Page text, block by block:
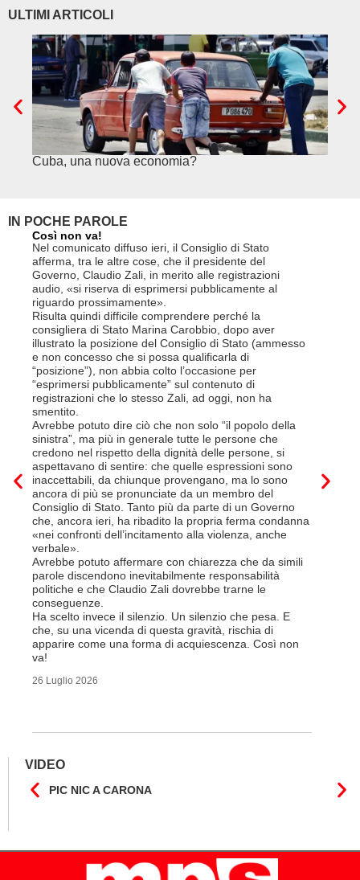
ULTIMI ARTICOLI
Cuba, una nuova economia?
IN POCHE PAROLE
Così non va!
Nel comunicato diffuso ieri, il Consiglio di Stato
afferma, tra le altre cose, che il presidente del
Governo, Claudio Zali, in merito alle registrazioni
audio, «si riserva di esprimersi pubblicamente al
riguardo prossimamente».
Risulta quindi difficile comprendere perché la
consigliera di Stato Marina Carobbio, dopo aver
illustrato la posizione del Consiglio di Stato (ammesso
e non concesso che si possa qualificarla di
“posizione”), non abbia colto l’occasione per
“esprimersi pubblicamente” sul contenuto di
registrazioni che lo stesso Zali, ad oggi, non ha
smentito.
Avrebbe potuto dire ciò che non solo “il popolo della
sinistra”, ma più in generale tutte le persone che
credono nel rispetto della dignità delle persone, si
aspettavano di sentire: che quelle espressioni sono
inaccettabili, da chiunque provengano, ma lo sono
ancora di più se pronunciate da un membro del
Consiglio di Stato. Tanto più da parte di un Governo
che, ancora ieri, ha ribadito la propria ferma condanna
«nei confronti dell’incitamento alla violenza, anche
verbale».
Avrebbe potuto affermare con chiarezza che da simili
parole discendono inevitabilmente responsabilità
politiche e che Claudio Zali dovrebbe trarne le
conseguenze.
Ha scelto invece il silenzio. Un silenzio che pesa. E
che, su una vicenda di questa gravità, rischia di
apparire come una forma di acquiescenza. Così non
va!
26 Luglio 2026
franchi
Questa
VIDEO
PIC NIC A CARONA
IL